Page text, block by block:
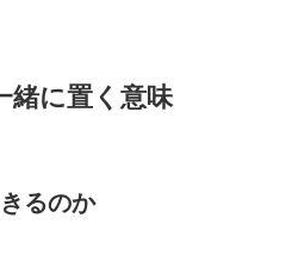
緒に置く意味
るのか